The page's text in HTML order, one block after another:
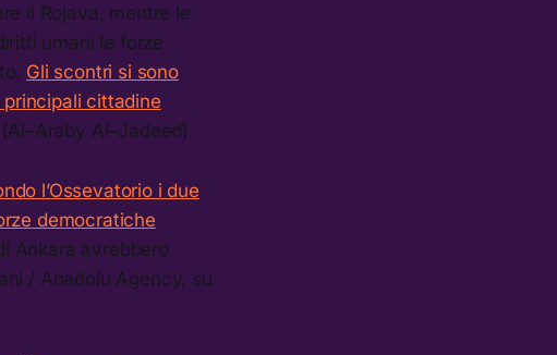
il Rojava, mentre le
umani le forze
Gli scontri si sono
cittadine
(Al–Araby Al–Jadeed)
l’Ossevatorio i due
democratiche
Ankara avrebbero
/ Anadolu Agency, su